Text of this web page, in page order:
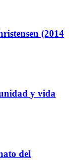
(2014
y vida
del